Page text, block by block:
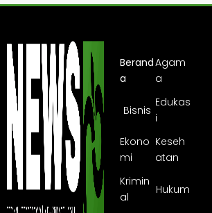
Berand
a
Agam
a
Bisnis
Edukas
i
Ekono
mi
Keseh
atan
Krimin
al
Hukum